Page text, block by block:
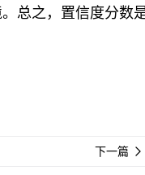
总之，置信度分数
下一篇